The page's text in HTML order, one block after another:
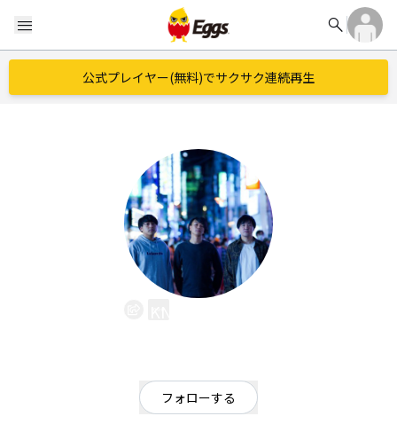
menu search
公式プレイヤー(無料)でサクサク連続再生
フォローする